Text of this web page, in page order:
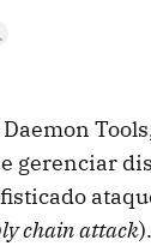
gerenciar
chain attack